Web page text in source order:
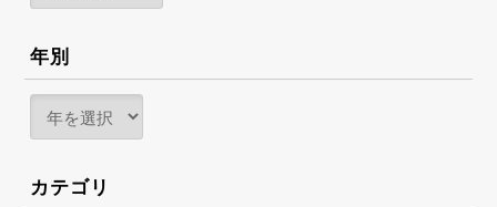
年別
カテゴリ